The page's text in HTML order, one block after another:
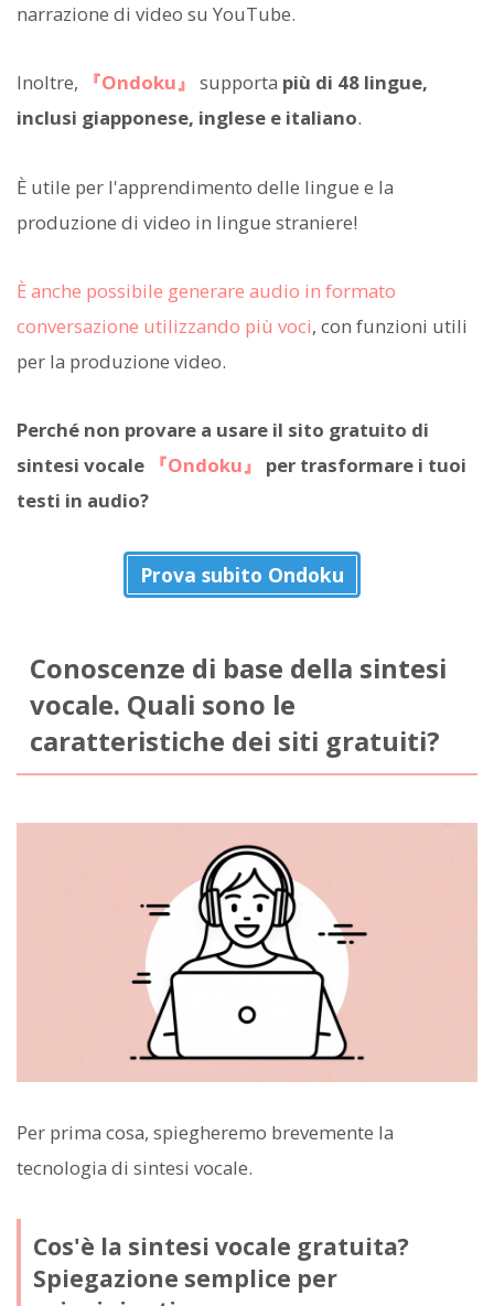
narrazione di video su YouTube.
Inoltre, 『Ondoku』 supporta più di 48 lingue,
inclusi giapponese, inglese e italiano.
È utile per l'apprendimento delle lingue e la
produzione di video in lingue straniere!
È anche possibile generare audio in formato
conversazione utilizzando più voci, con funzioni utili
per la produzione video.
Perché non provare a usare il sito gratuito di
sintesi vocale
『Ondoku』
per trasformare i tuoi
testi in audio?
Prova subito Ondoku
Conoscenze di base della sintesi
vocale. Quali sono le
caratteristiche dei siti gratuiti?
Per prima cosa, spiegheremo brevemente la
tecnologia di sintesi vocale.
Cos'è la sintesi vocale gratuita?
Spiegazione semplice per